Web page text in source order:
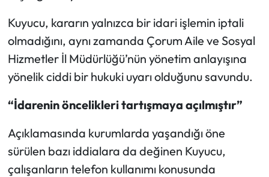
Kuyucu, kararın yalnızca bir idari işlemin iptali
olmadığını, aynı zamanda Çorum Aile ve Sosyal
Hizmetler İl Müdürlüğü’nün yönetim anlayışına
yönelik ciddi bir hukuki uyarı olduğunu savundu.
“İdarenin öncelikleri tartışmaya açılmıştır”
Açıklamasında kurumlarda yaşandığı öne
sürülen bazı iddialara da değinen Kuyucu,
çalışanların telefon kullanımı konusunda